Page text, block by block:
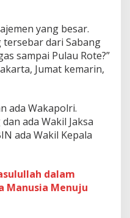
yang besar.
dari Sabang
sampai Pulau Rote?”
Jumat kemarin,
ada Wakapolri.
ada Wakil Jaksa
ada Wakil Kepala
dalam
Manusia Menuju